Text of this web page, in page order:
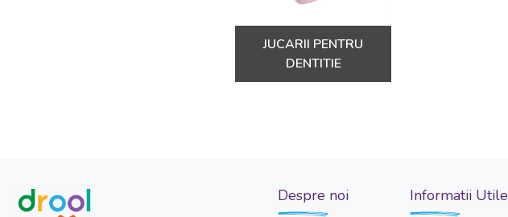
Perna pentru bebelusi
JUCARII PENTRU
DENTITIE
Despre noi Informatii Utile